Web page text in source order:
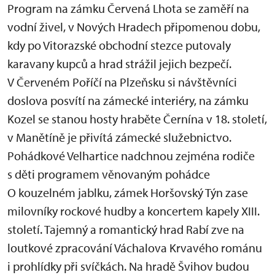
Program na zámku Červená Lhota se zaměří na
vodní živel, v Nových Hradech připomenou dobu,
kdy po Vitorazské obchodní stezce putovaly
karavany kupců a hrad strážil jejich bezpečí.
V Červeném Poříčí na Plzeňsku si návštěvníci
doslova posvítí na zámecké interiéry, na zámku
Kozel se stanou hosty hraběte Černína v 18. století,
v Manětíně je přivítá zámecké služebnictvo.
Pohádkové Velhartice nadchnou zejména rodiče
s děti programem věnovaným pohádce
O kouzelném jablku, zámek Horšovský Týn zase
milovníky rockové hudby a koncertem kapely XIII.
století. Tajemný a romantický hrad Rabí zve na
loutkové zpracování Váchalova Krvavého románu
i prohlídky při svíčkách. Na hradě Švihov budou